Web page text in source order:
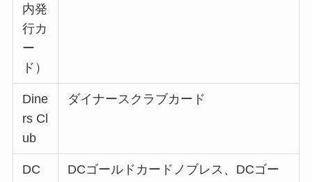
内発
行カ
ー
ド）
Dine
rs Cl
ub
ダイナースクラブカード
DC
DCゴールドカードノブレス、DCゴー